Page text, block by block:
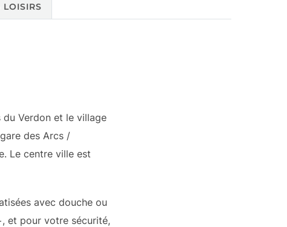
LOISIRS
Verdon et le village
des Arcs /
Le centre ville est
avec douche ou
et pour votre sécurité,